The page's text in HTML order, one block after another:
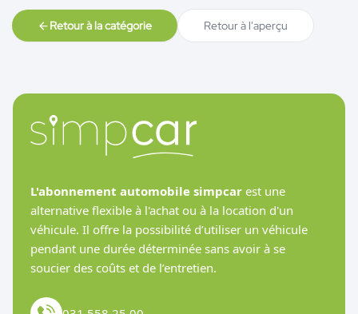
Retour à la catégorie Retour à l'aperçu
L'abonnement automobile simpcar est une
alternative flexible à l'achat ou à la location d'un
véhicule. Il offre la possibilité d’utiliser un véhicule
pendant une durée déterminée sans avoir à se
soucier des coûts et de l’entretien.